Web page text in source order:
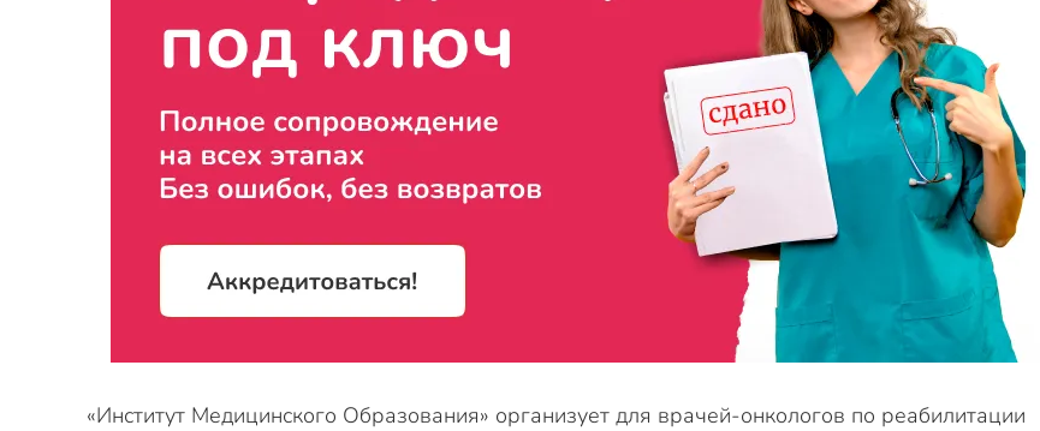
«Институт Медицинского Образования» организует для врачей-онкологов по реабилитации